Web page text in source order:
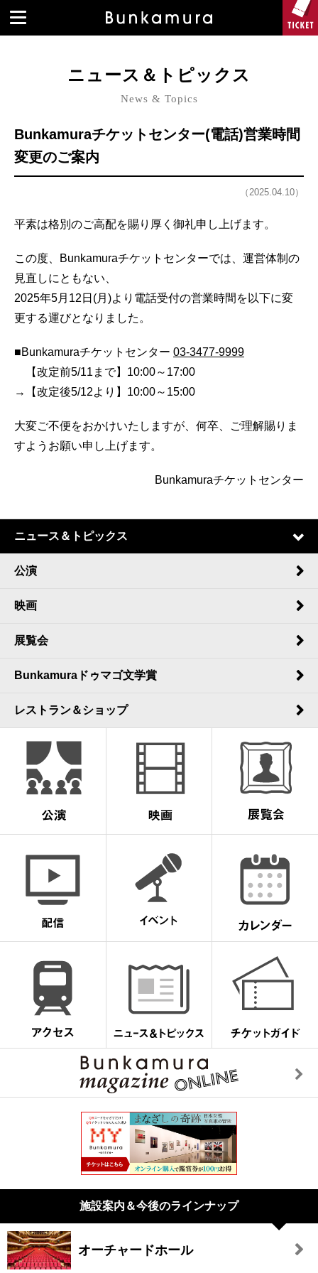
ニュース＆トピックス
News & Topics
Bunkamuraチケットセンター(電話)営業時間
変更のご案内
（2025.04.10）
平素は格別のご高配を賜り厚く御礼申し上げます。
この度、Bunkamuraチケットセンターでは、運営体制の
見直しにともない、
2025年5月12日(月)より電話受付の営業時間を以下に変
更する運びとなりました。
■Bunkamuraチケットセンター 03-3477-9999
【改定前5/11まで】10:00～17:00
→【改定後5/12より】10:00～15:00
大変ご不便をおかけいたしますが、何卒、ご理解賜りま
すようお願い申し上げます。
Bunkamuraチケットセンター
ニュース＆トピックス
公演
映画
展覧会
Bunkamuraドゥマゴ文学賞
レストラン＆ショップ
施設案内＆今後のラインナップ
オーチャードホール